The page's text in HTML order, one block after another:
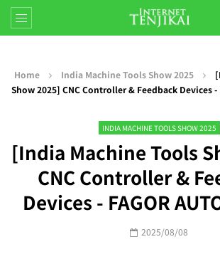
Home India Machine Tools Show 2025
Show 2025] CNC Controller & Feedback Devices -
INDIA MACHINE TOOLS SHOW 2025
[India Machine Tools
CNC Controller &
Devices - FAGOR
2025/08/08